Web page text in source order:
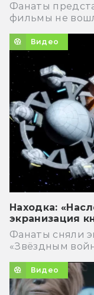
Фанаты
фильмы не
Видео
Находка:
экранизация
Фанаты сняли
«Звёздным
Видео